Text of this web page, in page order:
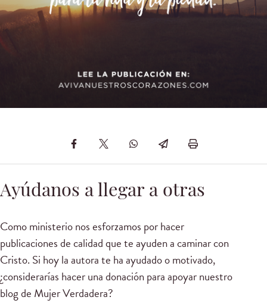
Ayúdanos a llegar a otras
Como ministerio nos esforzamos por hacer
publicaciones de calidad que te ayuden a caminar con
Cristo. Si hoy la autora te ha ayudado o motivado,
¿considerarías hacer una donación para apoyar nuestro
blog de Mujer Verdadera?